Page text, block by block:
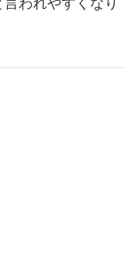
われやすくなり